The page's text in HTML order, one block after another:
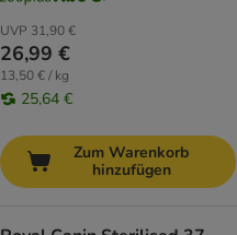
UVP 31,90 €
26,99 €
13,50 € / kg
25,64 €
Zum Warenkorb
hinzufügen